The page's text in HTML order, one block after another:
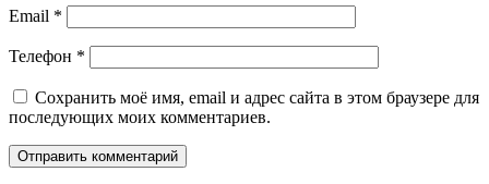
Email *
Телефон *
Сохранить моё имя, email и адрес сайта в этом браузере для
последующих моих комментариев.